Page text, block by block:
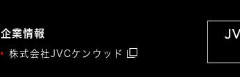
企業情報
株式会社JVCケンウッド